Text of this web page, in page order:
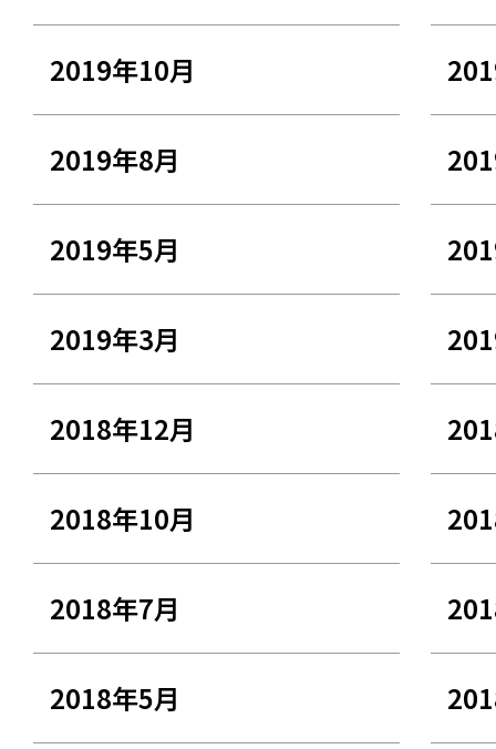
2019年10月
2019年8月
2019年5月
2019年3月
2018年12月
2018年10月
2018年7月
2018年5月